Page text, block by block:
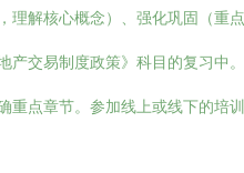
解核心概念）、强化巩固（重
交易制度政策》科目的复习中。
重点章节。参加线上或线下的培